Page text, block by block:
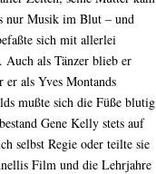
nur Musik im Blut – und
sich mit allerlei
Auch als Tänzer blieb er
als Yves Montands
mußte sich die Füße blutig
Gene Kelly stets auf
selbst Regie oder teilte sie
Film und die Lehrjahre